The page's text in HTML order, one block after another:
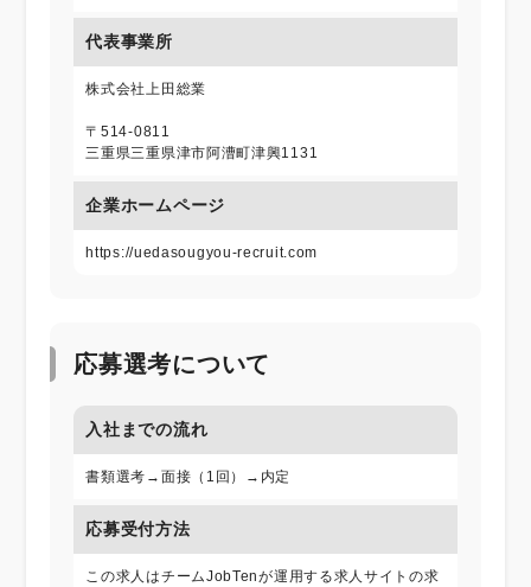
代表事業所
株式会社上田総業
〒514-0811
三重県三重県津市阿漕町津興1131
企業ホームページ
https://uedasougyou-recruit.com
応募選考について
入社までの流れ
書類選考→面接（1回）→内定
応募受付方法
この求人はチームJobTenが運用する求人サイトの求